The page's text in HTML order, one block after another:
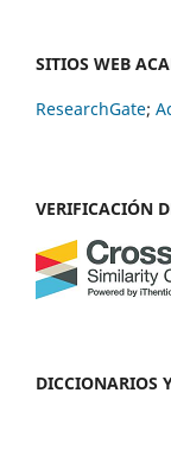
SITIOS WEB
ResearchGate;
VERIFICACIÓN
DICCIONARIOS